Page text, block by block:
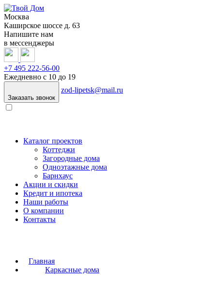
Москва
Каширское шоссе д. 63
Напишите нам
в мессенджеры
+7 495 222-56-00
Ежедневно с 10 до 19
Заказать звонок
zod-lipetsk@mail.ru
Каталог проектов
Коттеджи
Загородные дома
Одноэтажные дома
Барнхаус
Акции и скидки
Кредит и ипотека
Наши работы
О компании
Контакты
Главная
Каркасные дома